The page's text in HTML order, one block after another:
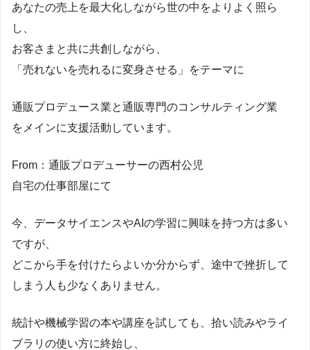
あなたの売上を最大化しながら世の中をよりよく照ら
し、
お客さまと共に共創しながら、
「売れないを売れるに変身させる」をテーマに
通販プロデュース業と通販専門のコンサルティング業
をメインに支援活動しています。
From：通販プロデューサーの西村公児
自宅の仕事部屋にて
今、データサイエンスやAIの学習に興味を持つ方は多い
ですが、
どこから手を付けたらよいか分からず、途中で挫折して
しまう人も少なくありません。
統計や機械学習の本や講座を試しても、拾い読みやライ
ブラリの使い方に終始し、